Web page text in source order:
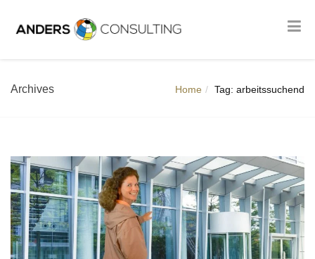
Archives Home Tag: arbeitssuchend